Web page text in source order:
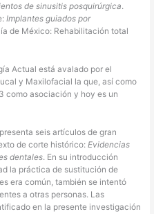
de sinusitis posquirúrgica.
Implantes guiados por
de México: Rehabilitación total
Actual está avalado por el
y Maxilofacial la que, así como
como asociación y hoy es un
seis artículos de gran
de corte histórico: Evidencias
dentales. En su introducción
la práctica de sustitución de
era común, también se intentó
a otras personas. Las
en la presente investigación